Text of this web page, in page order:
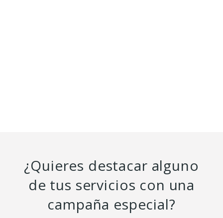
¿Quieres destacar alguno
de tus servicios con una
campaña especial?